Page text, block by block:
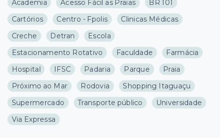
Academia Acesso Fácil as Praias
BR 101
Cartórios
Centro - Fpolis
Clinicas Médicas
Creche
Detran
Escola
Estacionamento Rotativo
Faculdade
Farmácia
Hospital
IFSC Padaria Parque
Praia
Próximo ao Mar
Rodovia
Shopping Itaguaçu
Supermercado
Transporte público
Universidade
Via Expressa